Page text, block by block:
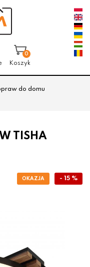
0
Koszyk
do domu
TISHA
- 15 %